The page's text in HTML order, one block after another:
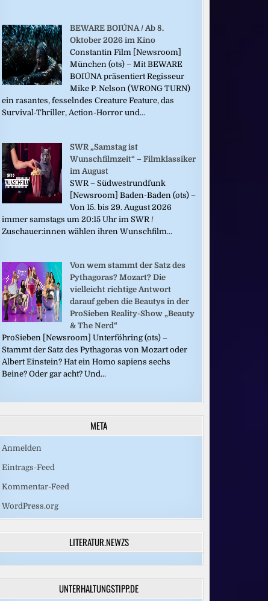
BEWARE BOIÚNA / Ab 8.
Oktober 2026 im Kino
Constantin Film [Newsroom]
München (ots) – Mit BEWARE
BOIÚNA präsentiert Regisseur
Mike P. Nelson (WRONG TURN)
ein rasantes, fesselndes Creature Feature, das
Survival-Thriller, Action-Horror und...
SWR „Samstag ist
Wunschfilmzeit“ – Filmklassiker
im August
SWR – Südwestrundfunk
[Newsroom] Baden-Baden (ots) –
Von 15. bis 29. August 2026
immer samstags um 20:15 Uhr im SWR /
Zuschauer:innen wählen ihren Wunschfilm...
Von wem stammt der Satz des
Pythagoras? Mozart? Die
vielleicht richtige Antwort
darauf geben die Beautys in der
ProSieben Reality-Show „Beauty
& The Nerd“
ProSieben [Newsroom] Unterföhring (ots) –
Stammt der Satz des Pythagoras von Mozart oder
Albert Einstein? Hat ein Homo sapiens sechs
Beine? Oder gar acht? Und...
META
Anmelden
Eintrags-Feed
Kommentar-Feed
WordPress.org
LITERATUR.NEWZS
UNTERHALTUNGSTIPP.DE